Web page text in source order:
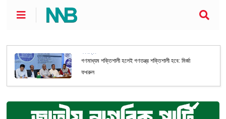
মুরগির খামার থেকে ছড়াচ্ছে বিপজ্জনক জীবাণু, সতর্কবার্তা
গবেষকদের